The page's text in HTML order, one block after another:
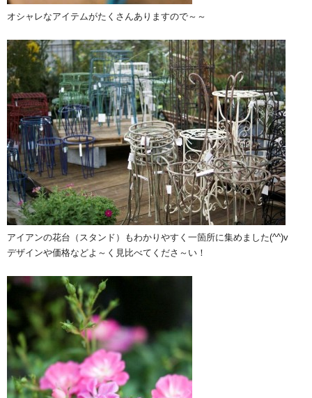
オシャレなアイテムがたくさんありますので～～
アイアンの花台（スタンド）もわかりやすく一箇所に集めました(^^)v
デザインや価格などよ～く見比べてくださ～い！